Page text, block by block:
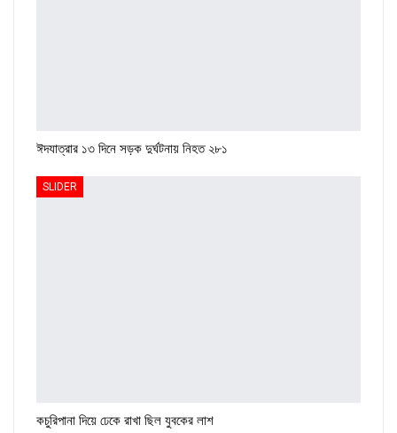
ঈদযাত্রার ১৩ দিনে সড়ক দুর্ঘটনায় নিহত ২৮১
SLIDER
কচুরিপানা দিয়ে ঢেকে রাখা ছিল যুবকের লাশ